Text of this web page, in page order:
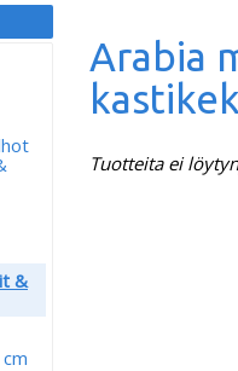
Arabia
Tuotteita ei
&